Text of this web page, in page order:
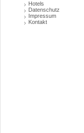
Hotels
Datenschutz
Impressum
Kontakt